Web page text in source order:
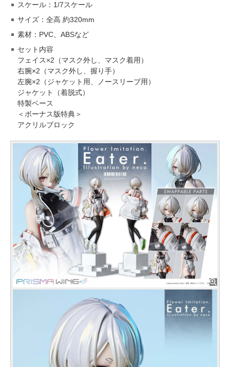
スケール：1/7スケール
サイズ：全高 約320mm
素材：PVC、ABSなど
セット内容
フェイス×2（マスク外し、マスク着用）
右腕×2（マスク外し、握り手）
左腕×2（ジャケット用、ノースリーブ用）
ジャケット（着脱式）
特製ベース
＜ボーナス版特典＞
アクリルブロック